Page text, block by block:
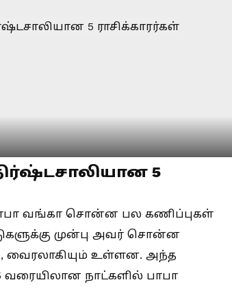
5
வங்கா சொன்ன பல கணிப்புகள்
முன்பு அவர் சொன்ன
உள்ளன. அந்த
நாட்களில் பாபா